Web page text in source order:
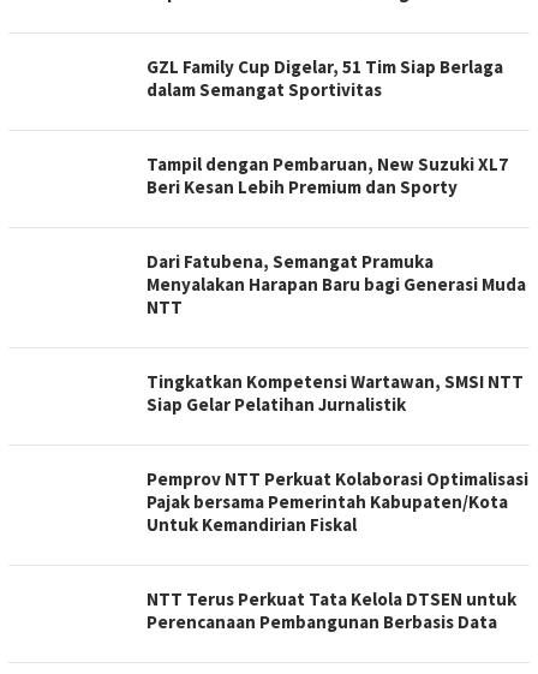
GZL Family Cup Digelar, 51 Tim Siap Berlaga
dalam Semangat Sportivitas
Tampil dengan Pembaruan, New Suzuki XL7
Beri Kesan Lebih Premium dan Sporty
Dari Fatubena, Semangat Pramuka
Menyalakan Harapan Baru bagi Generasi Muda
NTT
Tingkatkan Kompetensi Wartawan, SMSI NTT
Siap Gelar Pelatihan Jurnalistik
Pemprov NTT Perkuat Kolaborasi Optimalisasi
Pajak bersama Pemerintah Kabupaten/Kota
Untuk Kemandirian Fiskal
NTT Terus Perkuat Tata Kelola DTSEN untuk
Perencanaan Pembangunan Berbasis Data